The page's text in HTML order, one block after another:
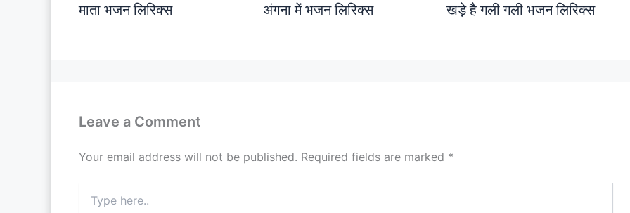
माता भजन लिरिक्स
अंगना में भजन लिरिक्स
खड़े है गली गली भजन लिरिक्स
Leave a Comment
Your email address will not be published. Required fields are marked *
here..